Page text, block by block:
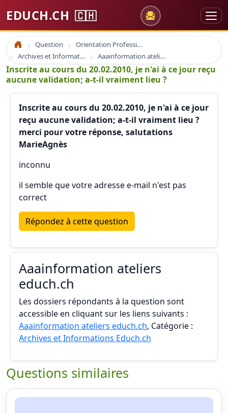
EDUCH.CH 🇨🇭
Accueil Question
Orientation Professionnelle
Archives et Informations Educh.ch
Aaainformation ateliers educh.ch
Inscrite au cours du 20.02.2010, je n'ai à ce jour reçu
aucune validation; a-t-il vraiment lieu ?
Inscrite au cours du 20.02.2010, je n'ai à ce jour
reçu aucune validation; a-t-il vraiment lieu ?
merci pour votre réponse, salutations
MarieAgnès
inconnu
il semble que votre adresse e-mail n'est pas
correct
Répondez à cette question
Aaainformation ateliers
educh.ch
Les dossiers répondants à la question sont
accessible en cliquant sur les liens suivants :
Aaainformation ateliers educh.ch, Catégorie :
Archives et Informations Educh.ch
Questions similaires